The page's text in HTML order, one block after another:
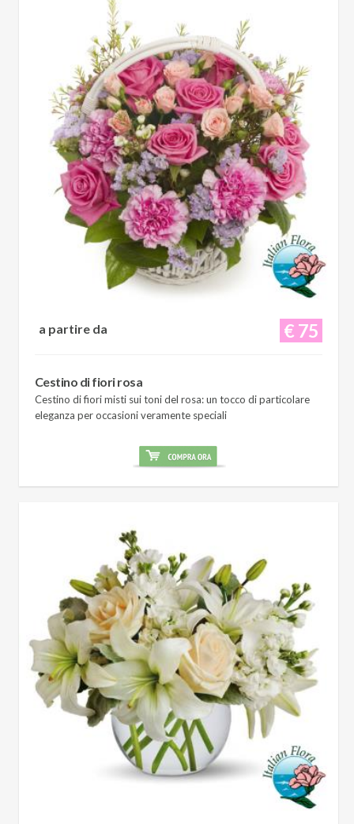
€ 75
a partire da
Cestino di fiori rosa
Cestino di fiori misti sui toni del rosa: un tocco di particolare
eleganza per occasioni veramente speciali